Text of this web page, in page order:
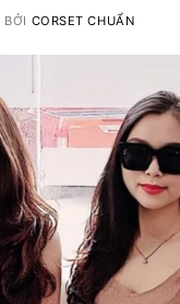
BỞI CORSET CHUẨN